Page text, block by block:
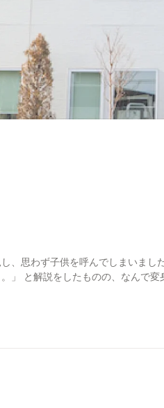
、思わず子供を呼んでしまいまし
」 と解説をしたものの、なんで